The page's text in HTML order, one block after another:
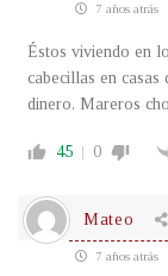
7 años atrás
Éstos viviendo en
cabecillas en
dinero. Mareros
45 0
Mateo
7 años atrás